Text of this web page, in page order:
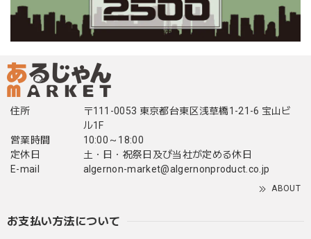
住所
〒111-0053 東京都台東区浅草橋1-21-6 宝山ビ
ル1F
営業時間
10:00～18:00
定休日
土・日・祝祭日及び当社が定める休日
E-mail
algernon-market@algernonproduct.co.jp
ABOUT
お支払い方法について